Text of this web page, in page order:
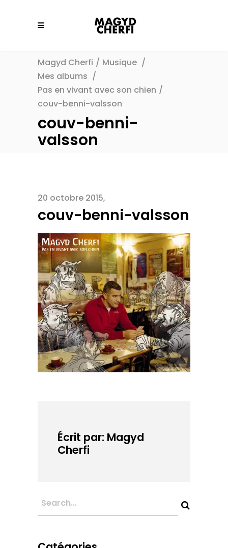
Magyd Cherfi / Musique /
Mes albums /
Pas en vivant avec son chien /
couv-benni-valsson
couv-benni-
valsson
20 octobre 2015
couv-benni-valsson
Écrit par: Magyd
Cherfi